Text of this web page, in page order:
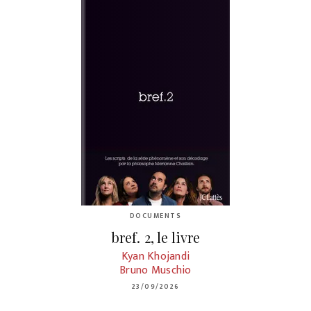
DOCUMENTS
bref. 2, le livre
Kyan Khojandi
Bruno Muschio
23/09/2026